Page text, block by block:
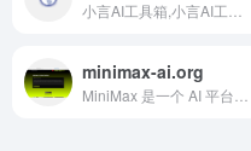
minimax-ai.org